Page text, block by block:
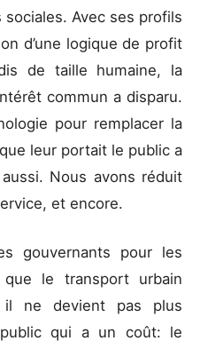
Avec ses profils
d’une logique de profit
de taille humaine, la
commun a disparu.
pour remplacer la
leur portait le public a
Nous avons réduit
et encore.
gouvernants pour les
le transport urbain
il ne devient pas plus
qui a un coût: le